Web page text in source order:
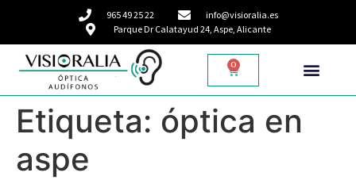
965 49 25 22
info@visioralia.es
Parque Dr Calatayud 24, Aspe, Alicante
0
Etiqueta: óptica en
aspe